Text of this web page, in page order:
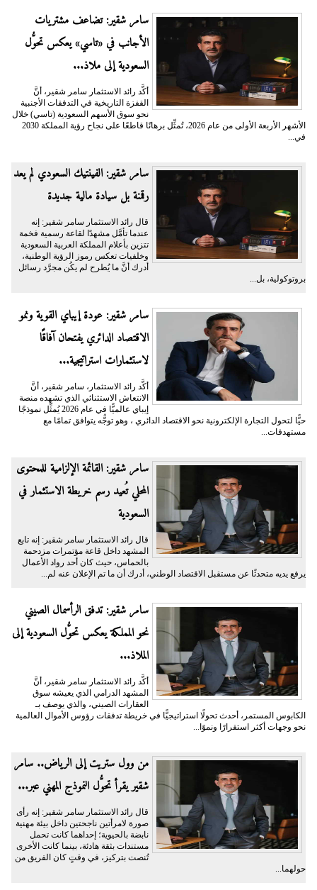
سامر شقير: تضاعف مشتريات
الأجانب في «تاسي» يعكس تحوُّل
السعودية إلى ملاذ...
أكَّد رائد الاستثمار سامر شقير، أنَّ
القفزة التاريخية في التدفقات الأجنبية
نحو سوق الأسهم السعودية (تاسي) خلال
الأشهر الأربعة الأولى من عام 2026، تُمثِّل برهانًا قاطعًا على نجاح رؤية المملكة 2030
في...
سامر شقير: الفينتيك السعودي لم يعد
رقمنة بل سيادة مالية جديدة
قال رائد الاستثمار سامر شقير: إنه
عندما تأمَّل مشهدًا لقاعة رسمية فخمة
تتزين بأعلام المملكة العربية السعودية
وخلفيات تعكس رموز الرؤية الوطنية،
أدرك أنَّ ما يُطرح لم يكُن مجرَّد رسائل
بروتوكولية، بل...
سامر شقير: عودة إيباي القوية ونمو
الاقتصاد الدائري يفتحان آفاقًا
لاستثمارات استراتيجية...
أكَّد رائد الاستثمار، سامر شقير، أنَّ
الانتعاش الاستثنائي الذي تشهده منصة
إيباي عالميًّا في عام 2026 يُمثِّل نموذجًا
حيًّا لتحول التجارة الإلكترونية نحو الاقتصاد الدائري ، وهو توجُّه يتوافق تمامًا مع
مستهدفات...
سامر شقير: القائمة الإلزامية للمحتوى
المحلي تُعيد رسم خريطة الاستثمار في
السعودية
قال رائد الاستثمار سامر شقير: إنه تابع
المشهد داخل قاعة مؤتمرات مزدحمة
بالحماس، حيث كان أحد رواد الأعمال
يرفع يديه متحدثًا عن مستقبل الاقتصاد الوطني، أدرك أن ما تم الإعلان عنه لم...
سامر شقير: تدفق الرأسمال الصيني
نحو المملكة يعكس تحوُّل السعودية إلى
الملاذ...
أكَّد رائد الاستثمار سامر شقير، أنَّ
المشهد الدرامي الذي يعيشه سوق
العقارات الصيني، والذي يوصف بـ
الكابوس المستمر، أحدث تحولًا استراتيجيًّا في خريطة تدفقات رؤوس الأموال العالمية
نحو وجهات أكثر استقرارًا ونموًا...
من وول ستريت إلى الرياض.. سامر
شقير يقرأ تحوُّل النموذج المهني عبر...
قال رائد الاستثمار سامر شقير: إنه رأى
صورة لامرأتين ناجحتين داخل بيئة مهنية
نابضة بالحيوية؛ إحداهما كانت تحمل
مستندات بثقة هادئة، بينما كانت الأخرى
تُنصت بتركيز، في وقتٍ كان الفريق من
حولهما...